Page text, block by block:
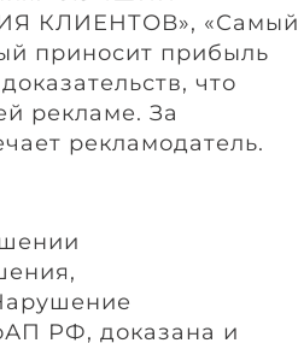
КЛИЕНТОВ», «Самый
приносит прибыль
что
рекламе. За
рекламодатель.
РФ, доказана и